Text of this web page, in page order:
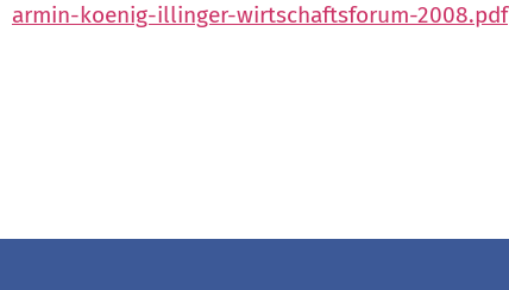
armin-koenig-illinger-wirtschaftsforum-2008.pdf